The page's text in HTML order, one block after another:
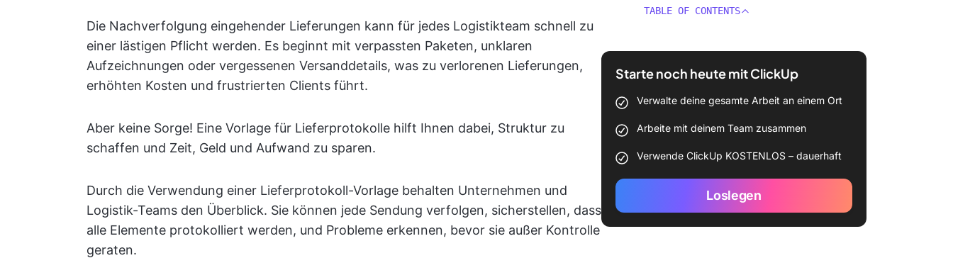
Die Nachverfolgung eingehender Lieferungen kann für jedes Logistikteam schnell zu
einer lästigen Pflicht werden. Es beginnt mit verpassten Paketen, unklaren
Aufzeichnungen oder vergessenen Versanddetails, was zu verlorenen Lieferungen,
erhöhten Kosten und frustrierten Clients führt.
Aber keine Sorge! Eine Vorlage für Lieferprotokolle hilft Ihnen dabei, Struktur zu
schaffen und Zeit, Geld und Aufwand zu sparen.
Durch die Verwendung einer Lieferprotokoll-Vorlage behalten Unternehmen und
Logistik-Teams den Überblick. Sie können jede Sendung verfolgen, sicherstellen, dass
alle Elemente protokolliert werden, und Probleme erkennen, bevor sie außer Kontrolle
geraten.
TABLE OF CONTENTS
Starte noch heute mit ClickUp
Verwalte deine gesamte Arbeit an einem Ort
Arbeite mit deinem Team zusammen
Verwende ClickUp KOSTENLOS – dauerhaft
Loslegen